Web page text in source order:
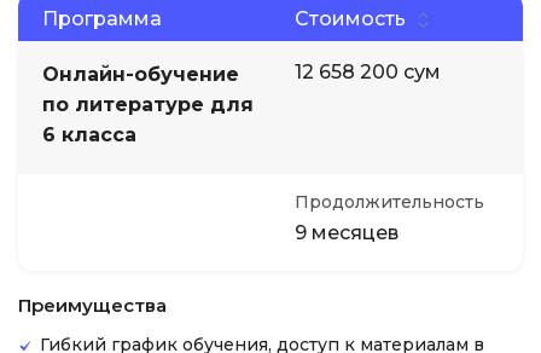
Программа Стоимость
Онлайн-обучение
по литературе для
6 класса
12 658 200 сум
Продолжительность
9 месяцев
Преимущества
Гибкий график обучения, доступ к материалам в